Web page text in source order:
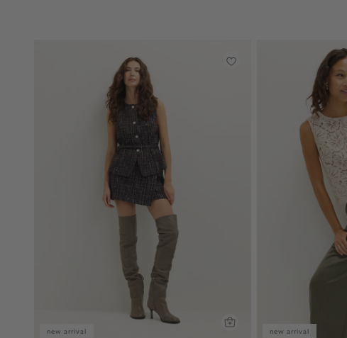
new arrival new arrival